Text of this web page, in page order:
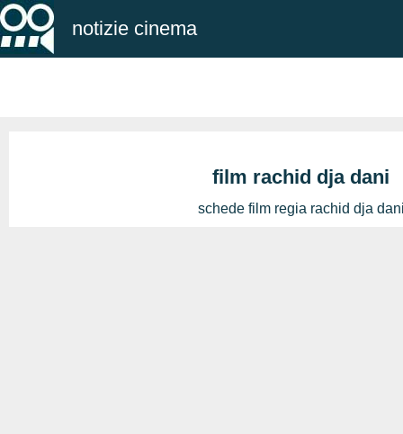
notizie cinema
film rachid dja dani
schede film regia rachid dja